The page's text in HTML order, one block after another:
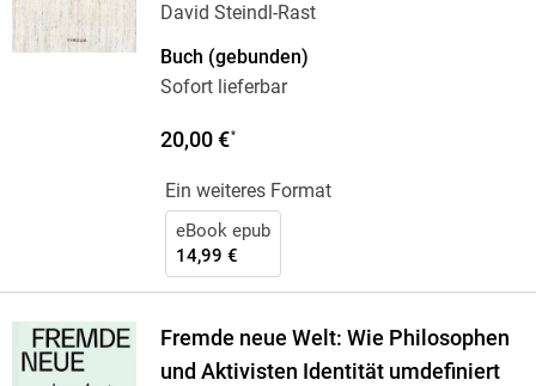
David Steindl-Rast
Buch (gebunden)
Sofort lieferbar
20,00 €*
Ein weiteres Format
eBook epub
14,99 €
Fremde neue Welt: Wie Philosophen
und Aktivisten Identität umdefiniert